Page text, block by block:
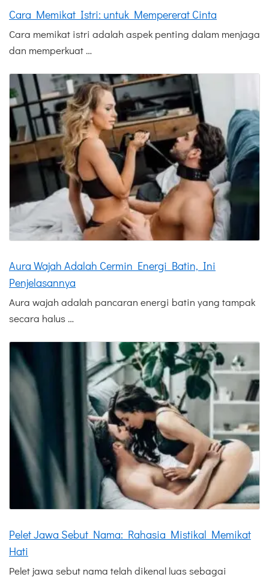
Cara Memikat Istri: untuk Mempererat Cinta
Cara memikat istri adalah aspek penting dalam menjaga
dan memperkuat …
Aura Wajah Adalah Cermin Energi Batin, Ini
Penjelasannya
Aura wajah adalah pancaran energi batin yang tampak
secara halus …
Pelet Jawa Sebut Nama: Rahasia Mistikal Memikat
Hati
Pelet jawa sebut nama telah dikenal luas sebagai